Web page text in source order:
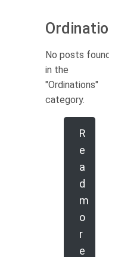
No posts found
in the
"Ordinations"
category.
R
e
a
d
m
o
r
e